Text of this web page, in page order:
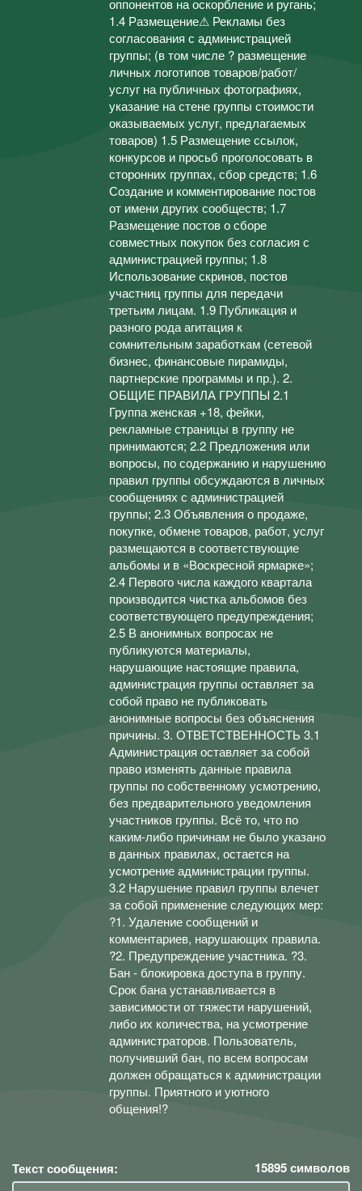
оппонентов на оскорбление и ругань;
1.4 Размещение⚠ Рекламы без
согласования с администрацией
группы; (в том числе ? размещение
личных логотипов товаров/работ/
услуг на публичных фотографиях,
указание на стене группы стоимости
оказываемых услуг, предлагаемых
товаров) 1.5 Размещение ссылок,
конкурсов и просьб проголосовать в
сторонних группах, сбор средств; 1.6
Создание и комментирование постов
от имени других сообществ; 1.7
Размещение постов о сборе
совместных покупок без согласия с
администрацией группы; 1.8
Использование скринов, постов
участниц группы для передачи
третьим лицам. 1.9 Публикация и
разного рода агитация к
сомнительным заработкам (сетевой
бизнес, финансовые пирамиды,
партнерские программы и пр.). 2.
ОБЩИЕ ПРАВИЛА ГРУППЫ 2.1
Группа женская +18, фейки,
рекламные страницы в группу не
принимаются; 2.2 Предложения или
вопросы, по содержанию и нарушению
правил группы обсуждаются в личных
сообщениях с администрацией
группы; 2.3 Объявления о продаже,
покупке, обмене товаров, работ, услуг
размещаются в соответствующие
альбомы и в «Воскресной ярмарке»;
2.4 Первого числа каждого квартала
производится чистка альбомов без
соответствующего предупреждения;
2.5 В анонимных вопросах не
публикуются материалы,
нарушающие настоящие правила,
администрация группы оставляет за
собой право не публиковать
анонимные вопросы без объяснения
причины. 3. ОТВЕТСТВЕННОСТЬ 3.1
Администрация оставляет за собой
право изменять данные правила
группы по собственному усмотрению,
без предварительного уведомления
участников группы. Всё то, что по
каким-либо причинам не было указано
в данных правилах, остается на
усмотрение администрации группы.
3.2 Нарушение правил группы влечет
за собой применение следующих мер:
?1. Удаление сообщений и
комментариев, нарушающих правила.
?2. Предупреждение участника. ?3.
Бан - блокировка доступа в группу.
Срок бана устанавливается в
зависимости от тяжести нарушений,
либо их количества, на усмотрение
администраторов. Пользователь,
получивший бан, по всем вопросам
должен обращаться к администрации
группы. Приятного и уютного
общения!?
Текст сообщения: 15895символов